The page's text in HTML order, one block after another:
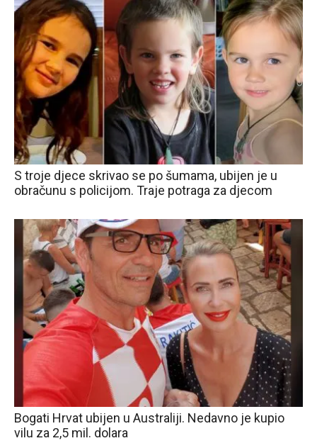
S troje djece skrivao se po šumama, ubijen je u
obračunu s policijom. Traje potraga za djecom
Bogati Hrvat ubijen u Australiji. Nedavno je kupio
vilu za 2,5 mil. dolara